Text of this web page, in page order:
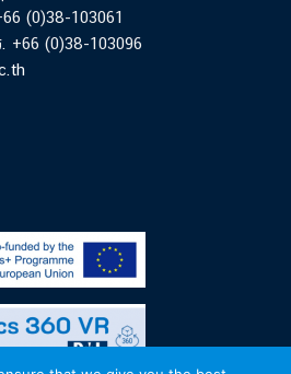
(0)38-103061
+66 (0)38-103096